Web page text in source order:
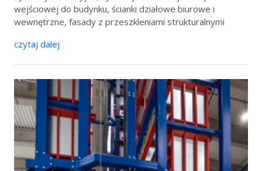
wejściowej do budynku, ścianki działowe biurowe i
wewnętrzne, fasady z przeszkleniami strukturalnymi
czytaj dalej